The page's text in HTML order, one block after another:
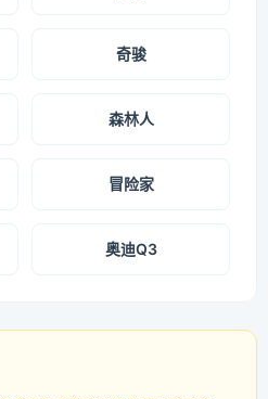
奇骏
森林人
冒险家
奥迪Q3